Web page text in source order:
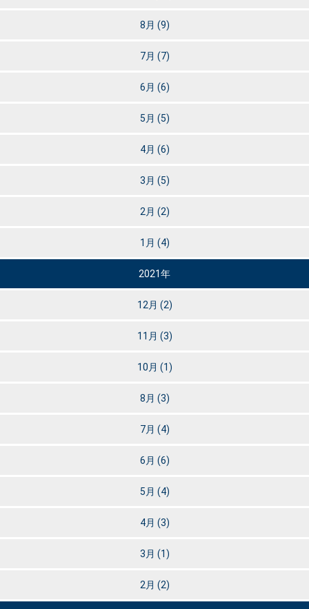
8月 (9)
7月 (7)
6月 (6)
5月 (5)
4月 (6)
3月 (5)
2月 (2)
1月 (4)
2021年
12月 (2)
11月 (3)
10月 (1)
8月 (3)
7月 (4)
6月 (6)
5月 (4)
4月 (3)
3月 (1)
2月 (2)